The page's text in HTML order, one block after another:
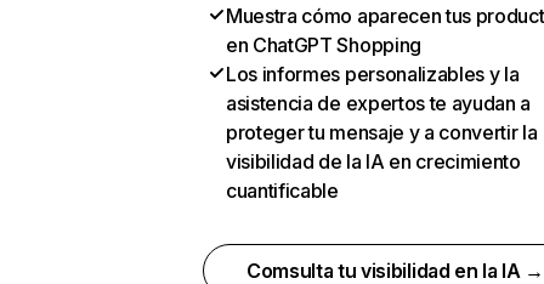
Muestra cómo aparecen tus
en ChatGPT Shopping
Los informes personalizables y la
asistencia de expertos te ayudan a
proteger tu mensaje y a convertir la
visibilidad de la IA en crecimiento
cuantificable
Comsulta tu visibilidad en la IA →